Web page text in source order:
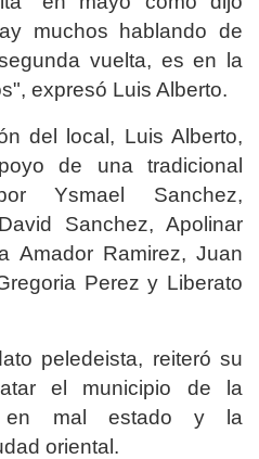
muchos hablando de
vuelta, es en la
expresó Luis Alberto.
del local, Luis Alberto,
de una tradicional
Ysmael Sanchez,
Sanchez, Apolinar
Amador Ramirez, Juan
Perez y Liberato
peledeista, reiteró su
el municipio de la
en mal estado y la
oriental.